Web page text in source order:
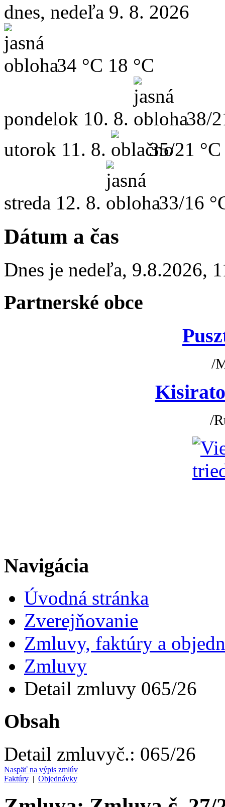
dnes, nedeľa 9. 8. 2026
34 °C 18 °C
pondelok 10. 8.
38/
utorok 11. 8. 35/21 °C
streda 12. 8. 33/16
Dátum a čas
Dnes je nedeľa, 9.8.2026,
Partnerské obce
/
/
Navigácia
Úvodná stránka
Zverejňovanie
Zmluvy, faktúry a
Zmluvy
Detail zmluvy 065/26
Obsah
Detail zmluvyč.: 065/26
Naspäť na výpis zmlúv
Faktúry | Objednávky